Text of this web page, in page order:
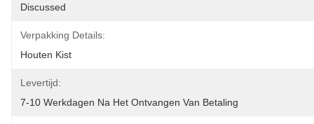
Discussed
Verpakking Details:
Houten Kist
Levertijd:
7-10 Werkdagen Na Het Ontvangen Van Betaling